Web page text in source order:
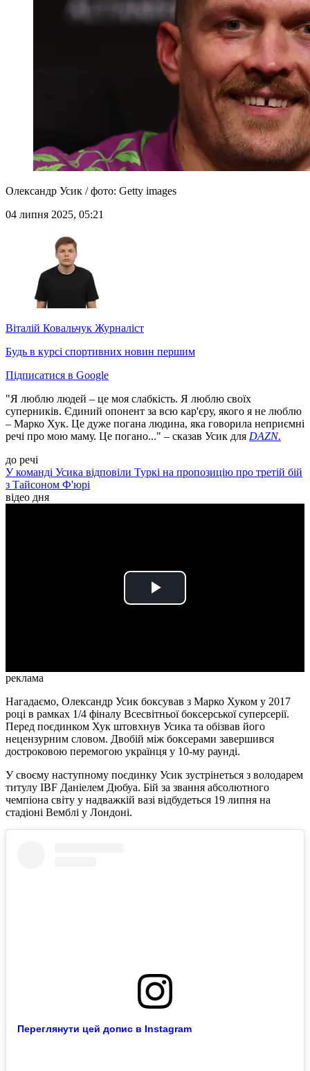
Олександр Усик / фото: Getty images
04 липня 2025, 05:21
Віталій Ковальчук Журналіст
Будь в курсі спортивних новин першим
Підписатися в Google
"Я люблю людей – це моя слабкість. Я люблю своїх
суперників. Єдиний опонент за всю кар'єру, якого я не люблю
– Марко Хук. Це дуже погана людина, яка говорила неприємні
речі про мою маму. Це погано..." – сказав Усик для DAZN.
до речі
У команді Усика відповіли Туркі на пропозицію про третій бій
з Тайсоном Ф'юрі
відео дня
Play
реклама
Нагадаємо, Олександр Усик боксував з Марко Хуком у 2017
році в рамках 1/4 фіналу Всесвітньої боксерської суперсерії.
Перед поєдинком Хук штовхнув Усика та обізвав його
нецензурним словом. Двобій між боксерами завершився
достроковою перемогою українця у 10-му раунді.
У своєму наступному поєдинку Усик зустрінеться з володарем
титулу IBF Даніелем Дюбуа. Бій за звання абсолютного
чемпіона світу у надважкій вазі відбудеться 19 липня на
стадіоні Вемблі у Лондоні.
Переглянути цей допис в Instagram